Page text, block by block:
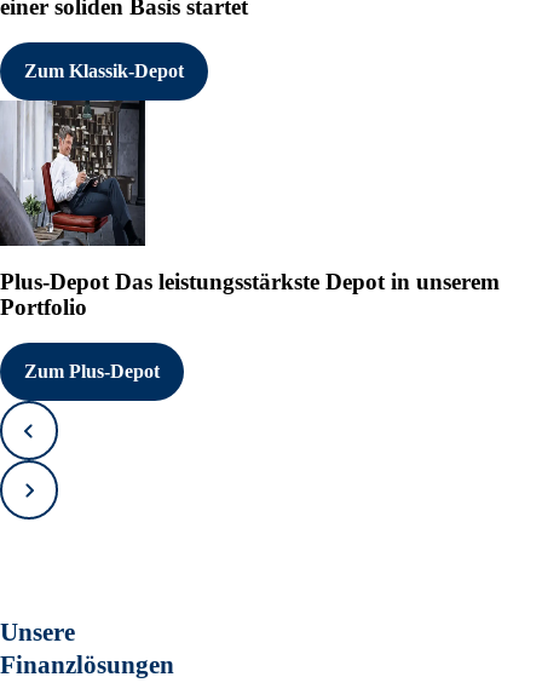
einer soliden Basis startet
Zum Klassik-Depot
Plus-Depot Das leistungsstärkste Depot in unserem
Portfolio
Zum Plus-Depot
Zurück
Vorwärts
Unsere
Finanzlösungen